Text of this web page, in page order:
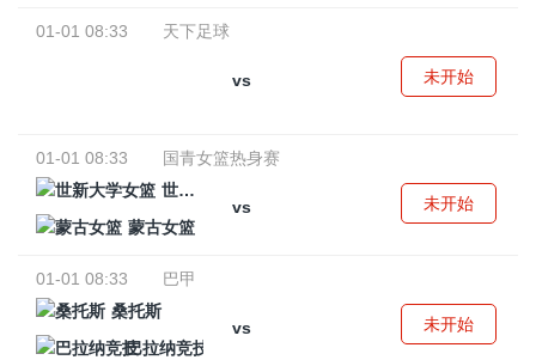
01-01 08:33 天下足球
vs 未开始
01-01 08:33
国青女篮热身赛
世新大学女篮
vs
蒙古女篮
未开始
01-01 08:33
巴甲
桑托斯
vs
巴拉纳竞技
未开始